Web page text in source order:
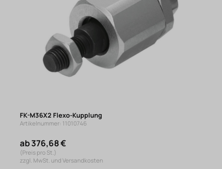
FK-M36X2 Flexo-Kupplung
Artikelnummer: 11010746
ab 376,68 €
(Preis pro St.)
zzgl. MwSt. und Versandkosten